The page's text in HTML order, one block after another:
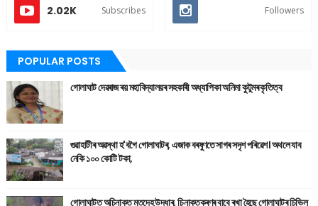
2.02K Subscribes Followers
POPULAR POSTS
গোলাঘাট দেৱৰাজ ৰয় মহাবিদ্যালয়ৰ সহকাৰী অধ্যাপিকা অনিমা কুটুমৰ কৃতিত্ব
গুৱাহাটীৰ অৱস্থা হ'বগৈ গোলাঘাটৰ, এজাক বৰষুণতে সাগৰ সদৃশ পৰিৱেশ। অথলে যাব
নেকি ১০০ কোটি টকা,
গোলাঘাটত অচিনাক্ত মৃতদেহ উদ্ধাৰ, চিনাক্তকৰণৰ বাবে ৰখা হৈছে গোলাঘাটৰ চিভিল